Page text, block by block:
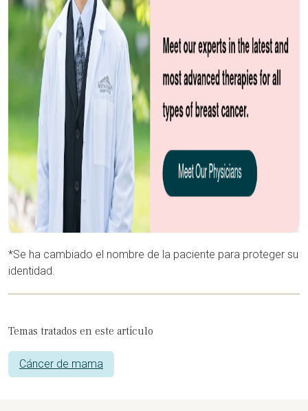
*Se ha cambiado el nombre de la paciente para proteger su
identidad.
Temas tratados en este artículo
Cáncer de mama